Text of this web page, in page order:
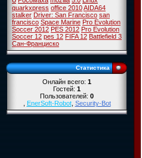
quarkxpress office 2010AIDA64
stalker Driver: San Francisco san
francisco Space Marine Pro Evolution
Soccer 2012 PES 2012 Pro Evolution
Soccer 12 pes 12 FIFA 12 Battlefield 3
Сан-Франциско
Статистика
Онлайн всего:1
Гостей:1
Пользователей:0
,EnerSoft-Robot,Security-Bot